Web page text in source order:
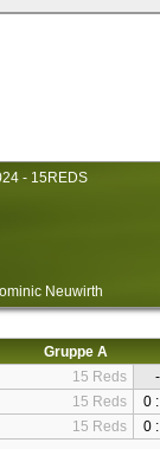
- 15REDS
Neuwirth
Gruppe A
15 Reds
-
15 Reds
0
15 Reds 0